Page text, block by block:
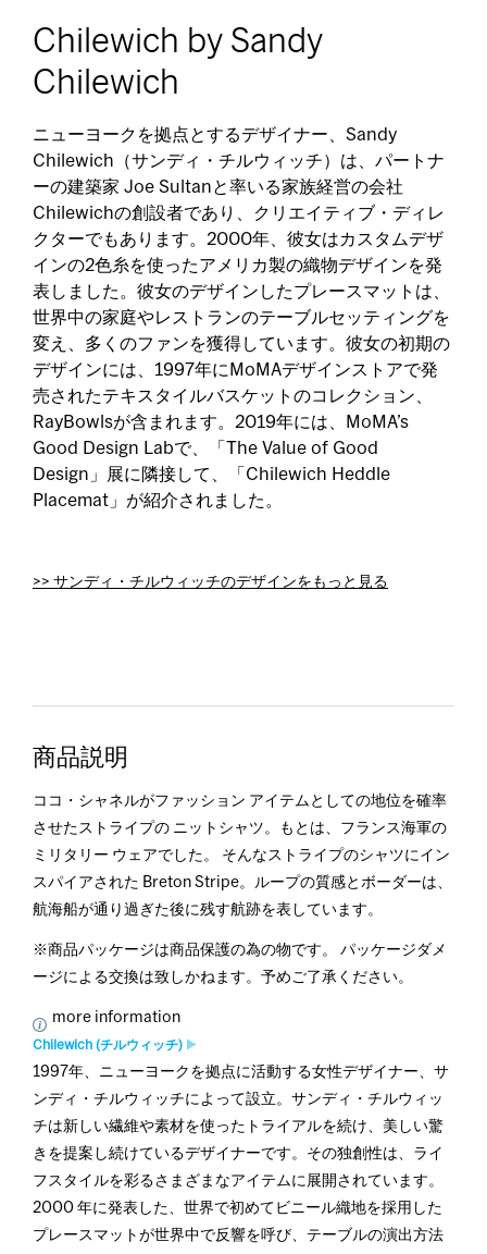
Chilewich by Sandy
Chilewich
ニューヨークを拠点とするデザイナー、Sandy
Chilewich（サンディ・チルウィッチ）は、パートナ
ーの建築家 Joe Sultanと率いる家族経営の会社
Chilewichの創設者であり、クリエイティブ・ディレ
クターでもあります。2000年、彼女はカスタムデザ
インの2色糸を使ったアメリカ製の織物デザインを発
表しました。彼女のデザインしたプレースマットは、
世界中の家庭やレストランのテーブルセッティングを
変え、多くのファンを獲得しています。彼女の初期の
デザインには、1997年にMoMAデザインストアで発
売されたテキスタイルバスケットのコレクション、
RayBowlsが含まれます。2019年には、MoMA’s
Good Design Labで、「The Value of Good
Design」展に隣接して、「Chilewich Heddle
Placemat」が紹介されました。
>> サンディ・チルウィッチのデザインをもっと見る
商品説明
ココ・シャネルがファッション アイテムとしての地位を確率
させたストライプの ニットシャツ。もとは、フランス海軍の
ミリタリー ウェアでした。 そんなストライプのシャツにイン
スパイアされた Breton Stripe。ループの質感とボーダーは、
航海船が通り過ぎた後に残す航跡を表しています。
※商品パッケージは商品保護の為の物です。 パッケージダメ
ージによる交換は致しかねます。予めご了承ください。
more information
Chilewich (チルウィッチ)
1997年、ニューヨークを拠点に活動する女性デザイナー、サ
ンディ・チルウィッチによって設立。サンディ・チルウィッ
チは新しい繊維や素材を使ったトライアルを続け、美しい驚
きを提案し続けているデザイナーです。その独創性は、ライ
フスタイルを彩るさまざまなアイテムに展開されています。
2000 年に発表した、世界で初めてビニール織地を採用した
プレースマットが世界中で反響を呼び、テーブルの演出方法